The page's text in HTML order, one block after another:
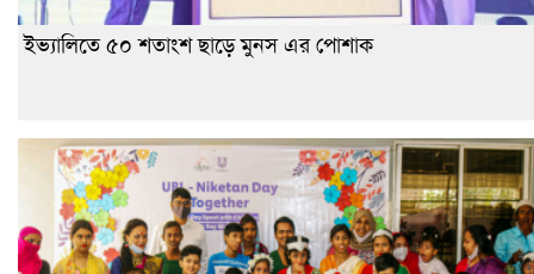
ইভ্যালিতে ৫০ শতাংশ ছাড়ে মুনস এর পোশাক